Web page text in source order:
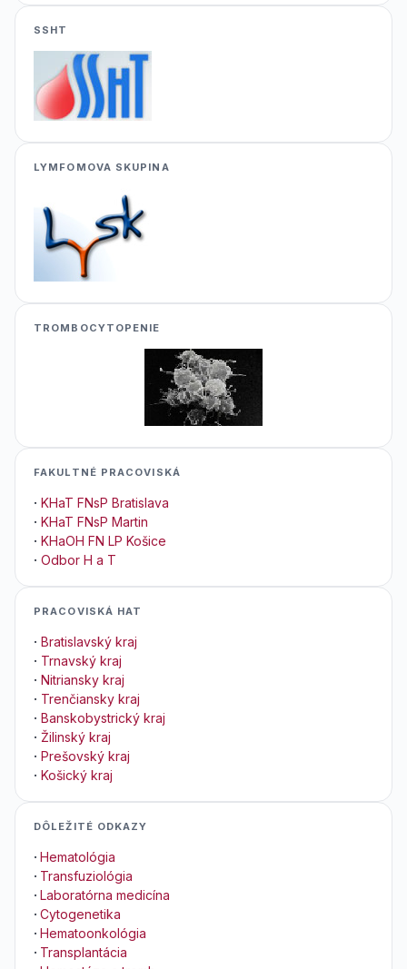
SSHT
LYMFOMOVA SKUPINA
TROMBOCYTOPENIE
FAKULTNÉ PRACOVISKÁ
· KHaT FNsP Bratislava
· KHaT FNsP Martin
· KHaOH FN LP Košice
· Odbor H a T
PRACOVISKÁ HAT
· Bratislavský kraj
· Trnavský kraj
· Nitriansky kraj
· Trenčiansky kraj
· Banskobystrický kraj
· Žilinský kraj
· Prešovský kraj
· Košický kraj
DÔLEŽITÉ ODKAZY
· Hematológia
· Transfuziológia
· Laboratórna medicína
· Cytogenetika
· Hematoonkológia
· Transplantácia